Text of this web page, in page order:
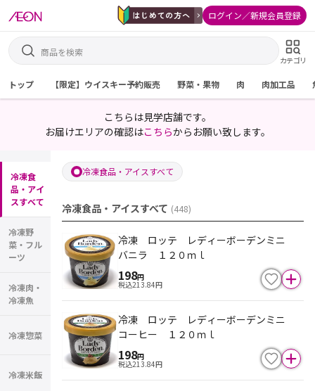
ログイン／新規会員登録
カテゴリ
トップ 【限定】ウイスキー予約販売 野菜・果物 肉 肉加工品
こちらは見学店舗です。
お届けエリアの確認はこちらからお願い致します。
冷凍食
品・アイ
スすべて
冷凍野
菜・フル
ーツ
冷凍肉・
冷凍魚
冷凍惣菜
冷凍米飯
冷凍食品・アイスすべて
冷凍食品・アイスすべて (448)
冷凍 ロッテ レディーボーデンミニ
バニラ １２０ｍｌ
198円
税込213.84円
冷凍 ロッテ レディーボーデンミニ
コーヒー １２０ｍｌ
198円
税込213.84円